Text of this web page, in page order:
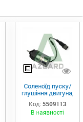
Соленоїд пуску/
глушіння двигуна,
актуатор (550-
9113)
Код: 5509113
В наявності